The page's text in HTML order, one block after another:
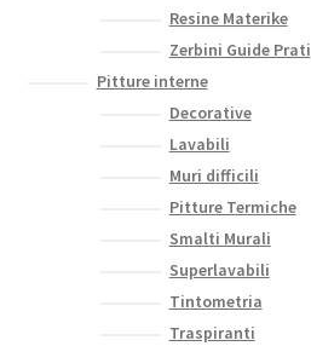
Resine Materike
Zerbini Guide Prati
Pitture interne
Decorative
Lavabili
Muri difficili
Pitture Termiche
Smalti Murali
Superlavabili
Tintometria
Traspiranti